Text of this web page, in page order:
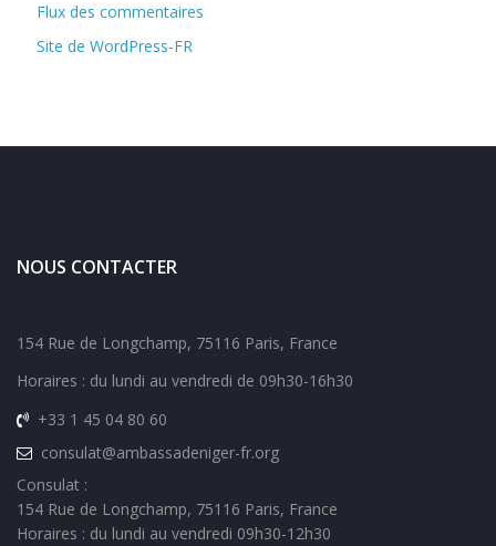
Flux des commentaires
Site de WordPress-FR
NOUS CONTACTER
154 Rue de Longchamp, 75116 Paris, France
Horaires : du lundi au vendredi de 09h30-16h30
+33 1 45 04 80 60
consulat@ambassadeniger-fr.org
Consulat :
154 Rue de Longchamp, 75116 Paris, France
Horaires : du lundi au vendredi 09h30-12h30